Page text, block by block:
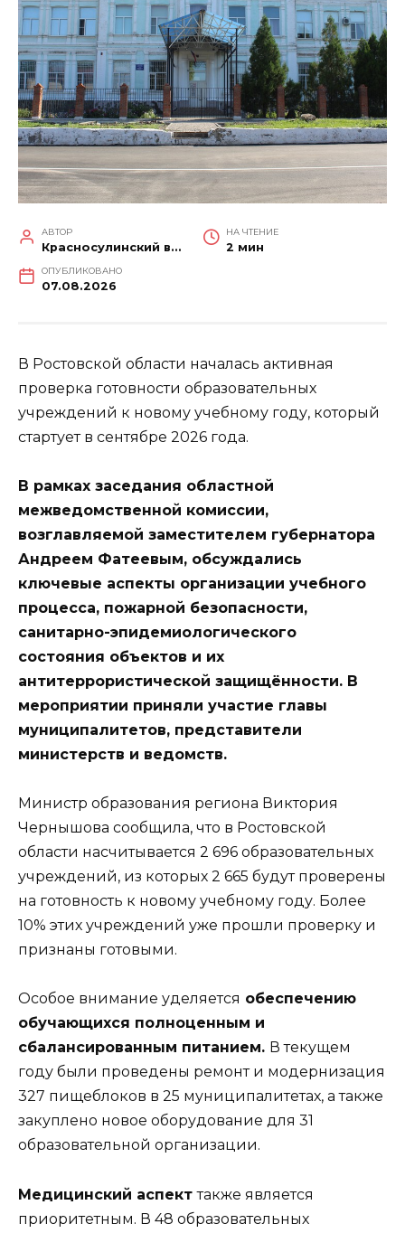
АВТОР
Красносулинский вестник
НА ЧТЕНИЕ
2 мин
ОПУБЛИКОВАНО
07.08.2026
В Ростовской области началась активная
проверка готовности образовательных
учреждений к новому учебному году, который
стартует в сентябре 2026 года.
В рамках заседания областной
межведомственной комиссии,
возглавляемой заместителем губернатора
Андреем Фатеевым, обсуждались
ключевые аспекты организации учебного
процесса, пожарной безопасности,
санитарно-эпидемиологического
состояния объектов и их
антитеррористической защищённости. В
мероприятии приняли участие главы
муниципалитетов, представители
министерств и ведомств.
Министр образования региона Виктория
Чернышова сообщила, что в Ростовской
области насчитывается 2 696 образовательных
учреждений, из которых 2 665 будут проверены
на готовность к новому учебному году. Более
10% этих учреждений уже прошли проверку и
признаны готовыми.
Особое внимание уделяется обеспечению
обучающихся полноценным и
сбалансированным питанием. В текущем
году были проведены ремонт и модернизация
327 пищеблоков в 25 муниципалитетах, а также
закуплено новое оборудование для 31
образовательной организации.
Медицинский аспекттакже является
приоритетным. В 48 образовательных